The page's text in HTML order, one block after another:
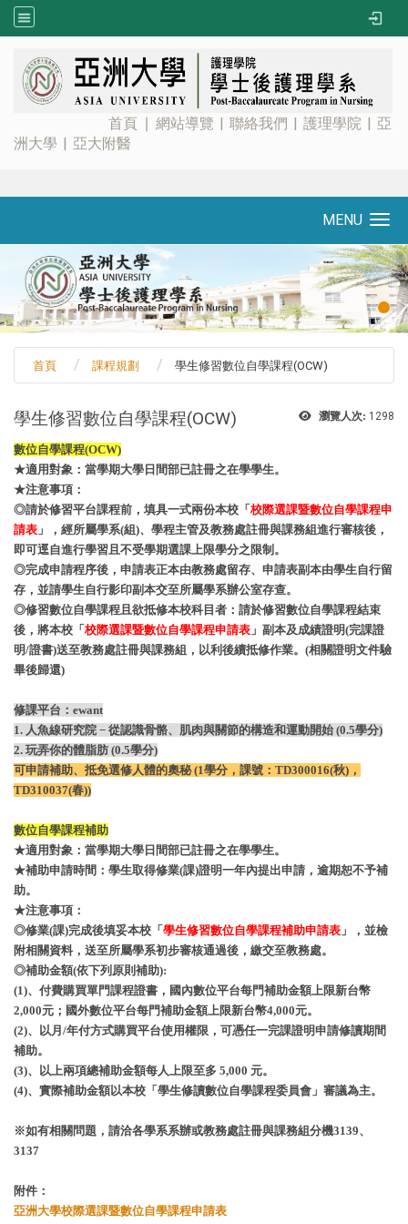
首頁 ∣ 網站導覽 | 聯絡我們 | 護理學院 | 亞
洲大學 | 亞大附醫
MENU
首頁 課程規劃 學生修習數位自學課程(OCW)
瀏覽人次: 1298
學生修習數位自學課程(OCW)
數位自學課程(OCW)
★適用對象：當學期大學日間部已註冊之在學學生。
★注意事項：
◎請於修習平台課程前，填具一式兩份本校「 校際選課暨數位自學課程申
請表 」，經所屬學系(組)、學程主管及教務處註冊與課務組進行審核後，
即可逕自進行學習且不受學期選課上限學分之限制。
◎完成申請程序後，申請表正本由教務處留存、申請表副本由學生自行留
存，並請學生自行影印副本交至所屬學系辦公室存查。
◎修習數位自學課程且欲抵修本校科目者：請於修習數位自學課程結束
後，將本校「 校際選課暨數位自學課程申請表 」副本及成績證明(完課證
明/證書)送至教務處註冊與課務組，以利後續抵修作業。(相關證明文件驗
畢後歸還)
修課平台：ewant
1. 人魚線研究院 − 從認識骨骼、肌肉與關節的構造和運動開始 (0.5學分)
2. 玩弄你的體脂肪 (0.5學分)
可申請補助、抵免選修人體的奧秘 (1學分，課號：TD300016(秋)，
TD310037(春))
數位自學課程補助
★適用對象：當學期大學日間部已註冊之在學學生。
★補助申請時間：學生取得修業(課)證明一年內提出申請，逾期恕不予補
助。
★注意事項：
◎修業(課)完成後填妥本校「 學生修習數位自學課程補助申請表 」，並檢
附相關資料，送至所屬學系初步審核通過後，繳交至教務處。
◎補助金額(依下列原則補助):
(1)、付費購買單門課程證書，國內數位平台每門補助金額上限新台幣
2,000元；國外數位平台每門補助金額上限新台幣4,000元。
(2)、以月/年付方式購買平台使用權限，可憑任一完課證明申請修讀期間
補助。
(3)、以上兩項總補助金額每人上限至多 5,000 元。
(4)、實際補助金額以本校「學生修讀數位自學課程委員會」審議為主。
※如有相關問題，請洽各學系系辦或教務處註冊與課務組分機3139、
3137
附件：
亞洲大學校際選課暨數位自學課程申請表